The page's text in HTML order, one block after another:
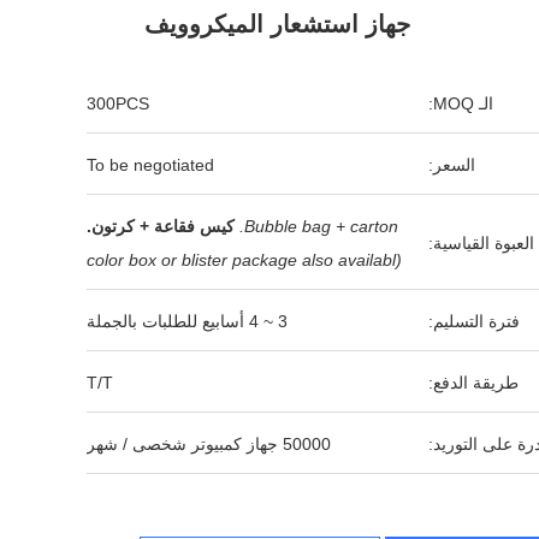
جهاز استشعار الميكروويف
الـ MOQ: 300PCS
السعر: To be negotiated
العبوة القياسية:
Bubble bag + carton. كيس فقاعة + كرتون.
(color box or blister package also availabl
فترة التسليم: 3 ~ 4 أسابيع للطلبات بالجملة
طريقة الدفع: T/T
على التوريد: 50000 جهاز كمبيوتر شخصى / شهر